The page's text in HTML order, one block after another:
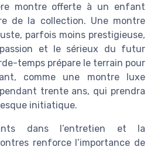
montre offerte à un enfant
de la collection. Une montre
parfois moins prestigieuse,
et le sérieux du futur
temps prépare le terrain pour
comme une montre luxe
trente ans, qui prendra
initiatique.
dans l’entretien et la
renforce l’importance de